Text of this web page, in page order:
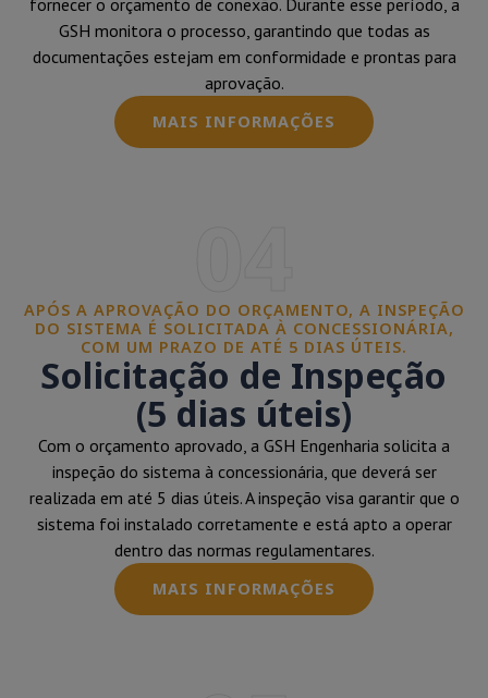
fornecer o orçamento de conexão. Durante esse período, a
GSH monitora o processo, garantindo que todas as
documentações estejam em conformidade e prontas para
aprovação.
MAIS INFORMAÇÕES
APÓS A APROVAÇÃO DO ORÇAMENTO, A INSPEÇÃO
DO SISTEMA É SOLICITADA À CONCESSIONÁRIA,
COM UM PRAZO DE ATÉ 5 DIAS ÚTEIS.
Solicitação de Inspeção
(5 dias úteis)
Com o orçamento aprovado, a GSH Engenharia solicita a
inspeção do sistema à concessionária, que deverá ser
realizada em até 5 dias úteis. A inspeção visa garantir que o
sistema foi instalado corretamente e está apto a operar
dentro das normas regulamentares.
MAIS INFORMAÇÕES